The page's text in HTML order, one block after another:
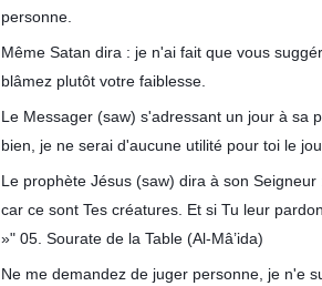
personne.
Même Satan dira : je n'ai fait que vous
blâmez plutôt votre faiblesse.
Le Messager (saw) s'adressant un jour à sa
bien, je ne serai d'aucune utilité pour toi le
Le prophète Jésus (saw) dira à son
car ce sont Tes créatures. Et si Tu leur
»" 05. Sourate de la Table (Al-Mâ’ida)
Ne me demandez de juger personne, je n'e